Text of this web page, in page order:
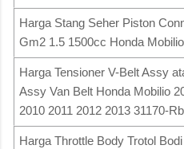
Harga Stang Seher Piston
Gm2 1.5 1500cc Honda
Harga Tensioner V-Belt Assy
Assy Van Belt Honda Mobilio
2010 2011 2012 2013 31170-
Harga Throttle Body Trotol